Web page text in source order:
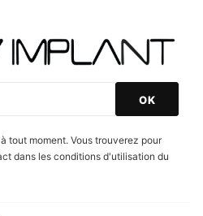
tout moment. Vous trouverez pour
dans les conditions d'utilisation du